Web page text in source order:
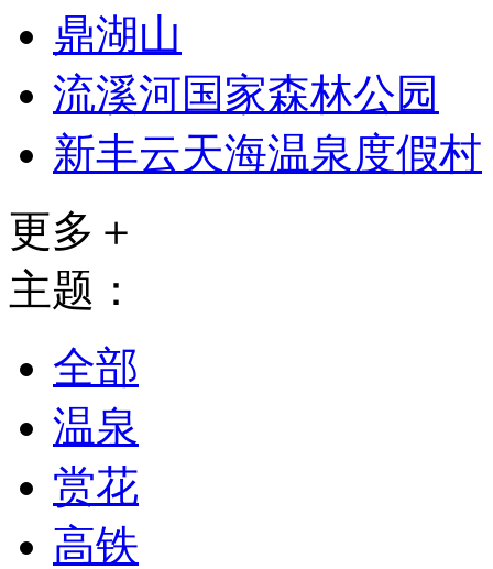
鼎湖山
流溪河国家森林公园
新丰云天海温泉度假村
更多＋
主题：
全部
温泉
赏花
高铁